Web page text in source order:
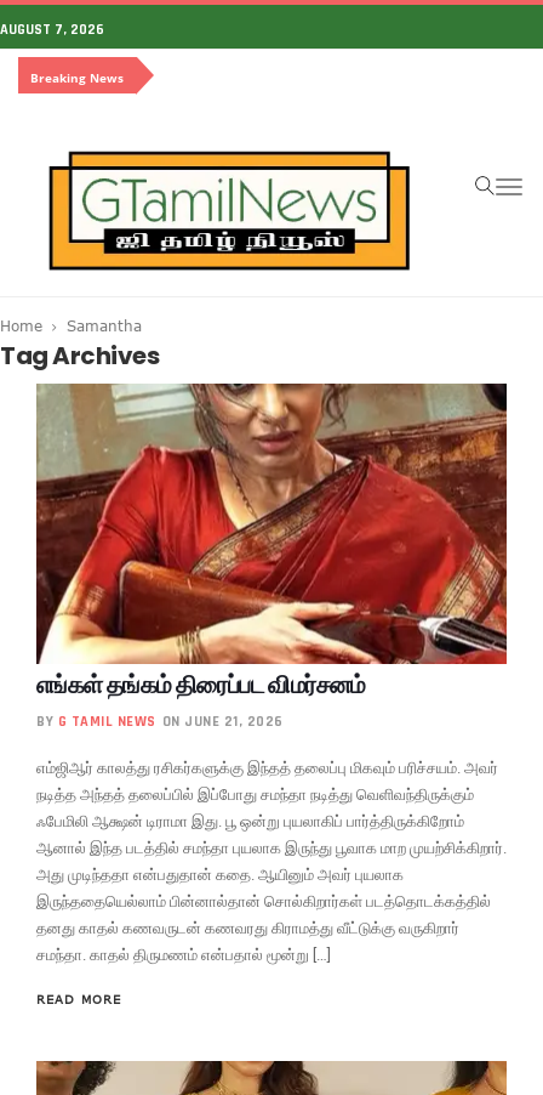
AUGUST 7, 2026
Breaking News
Home Samantha
Tag Archives
எங்கள் தங்கம் திரைப்பட விமர்சனம்
BY G TAMIL NEWS ON JUNE 21, 2026
எம்ஜிஆர் காலத்து ரசிகர்களுக்கு இந்தத் தலைப்பு மிகவும் பரிச்சயம். அவர்
நடித்த அந்தத் தலைப்பில் இப்போது சமந்தா நடித்து வெளிவந்திருக்கும்
ஃபேமிலி ஆக்ஷன் டிராமா இது. பூ ஒன்று புயலாகிப் பார்த்திருக்கிறோம்
ஆனால் இந்த படத்தில் சமந்தா புயலாக இருந்து பூவாக மாற முயற்சிக்கிறார்.
அது முடிந்ததா என்பதுதான் கதை. ஆயினும் அவர் புயலாக
இருந்ததையெல்லாம் பின்னால்தான் சொல்கிறார்கள் படத்தொடக்கத்தில்
தனது காதல் கணவருடன் கணவரது கிராமத்து வீட்டுக்கு வருகிறார்
சமந்தா. காதல் திருமணம் என்பதால் மூன்று […]
READ MORE